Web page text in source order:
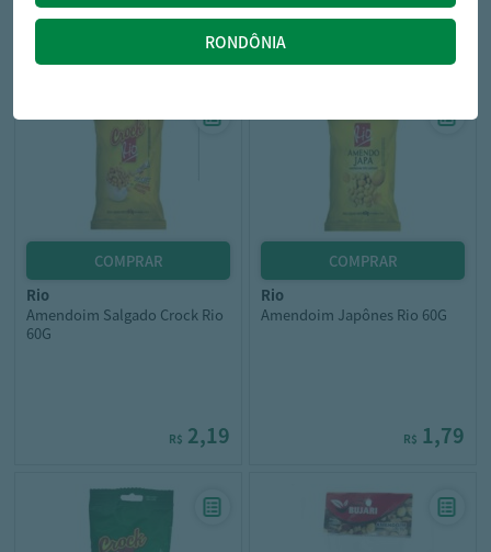
16,39
rio
Amendoim Salgado Crock Rio
60G
R$ 2,19
rio
Amendoim Japônes Rio 60G
R$ 1,79